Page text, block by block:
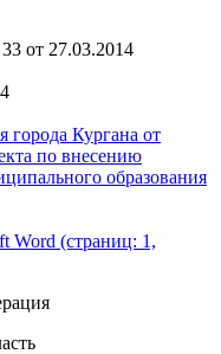
от 27.03.2014
Кургана от
по внесению
образования
Word (страниц: 1,